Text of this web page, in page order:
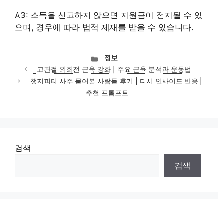
A3: 소득을 신고하지 않으면 지원금이 정지될 수 있
으며, 경우에 따라 법적 제재를 받을 수 있습니다.
카
테
고
리
정보
고관절 외회전 근육 강화 | 주요 근육 분석과 운동법
챗지피티 사주 물어본 사람들 후기 | 디시 인사이드 반응 |
추천 프롬프트
검색
검색